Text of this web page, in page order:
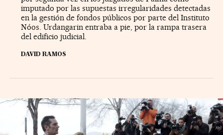
imputado por las supuestas irregularidades detectadas
en la gestión de fondos públicos por parte del Instituto
Nóos. Urdangarin entraba a pie, por la rampa trasera
del edificio judicial.
DAVID RAMOS